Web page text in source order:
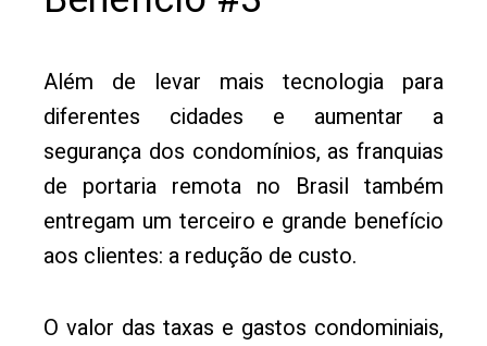
Além de levar mais tecnologia para
diferentes cidades e aumentar a
segurança dos condomínios, as franquias
de portaria remota no Brasil também
entregam um terceiro e grande benefício
aos clientes: a redução de custo.
O valor das taxas e gastos condominiais,